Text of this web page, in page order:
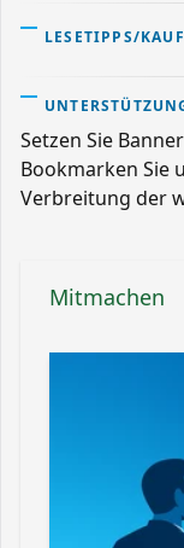
LESETIPPS/
Setzen Sie
Bookmarken Sie
Verbreitung der
Mitmachen